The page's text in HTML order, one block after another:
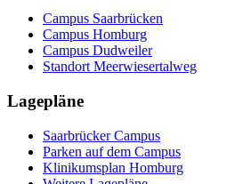
Campus Saarbrücken
Campus Homburg
Campus Dudweiler
Standort Meerwiesertalweg
Lagepläne
Saarbrücker Campus
Parken auf dem Campus
Klinikumsplan Homburg